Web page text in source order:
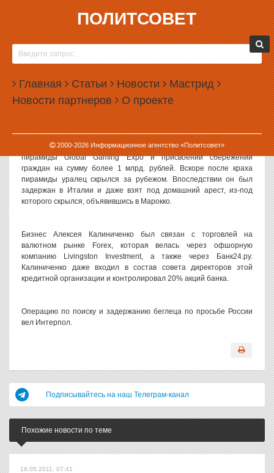
ПОЛИТСОВЕТ
Главная Статьи Новости Мастрид
Новости партнеров О проекте
2000-2026Информационное агентство «Политсовет»
23.05.2011, 09:01
АЛЕКСЕЯ КАЛИНИЧЕНКО ВЕРНУЛИ НА УРАЛ
Экстрадированного неделю назад из Марокко свердловчанина
Алексея Калиниченко доставили в Екатеринбург. Как сообщили
журналистам в пресс-службе окружного главка МВД, он водворен
в СИЗО № 1, с задержанным проводятся следственные действия.
Напомним, Калиниченко подозревается в создании финансовой
пирамиды Global Gaming Expo и присвоении сбережений
граждан на сумму более 1 млрд. рублей. Вскоре после краха
пирамиды уралец скрылся за рубежом. Впоследствии он был
задержан в Италии и даже взят под домашний арест, из-под
которого скрылся, объявившись в Марокко.
Бизнес Алексея Калиниченко был связан с торговлей на
валютном рынке Forex, которая велась через офшорную
компанию Livingston Investment, а также через Банк24.ру.
Калиниченко даже входил в состав совета директоров этой
кредитной организации и контролировал 20% акций банка.
Операцию по поиску и задержанию беглеца по просьбе России
вел Интерпол.
Подписывайтесь на наш Телеграм-канал
Похожие новости по теме
16.05.2011, 07:41